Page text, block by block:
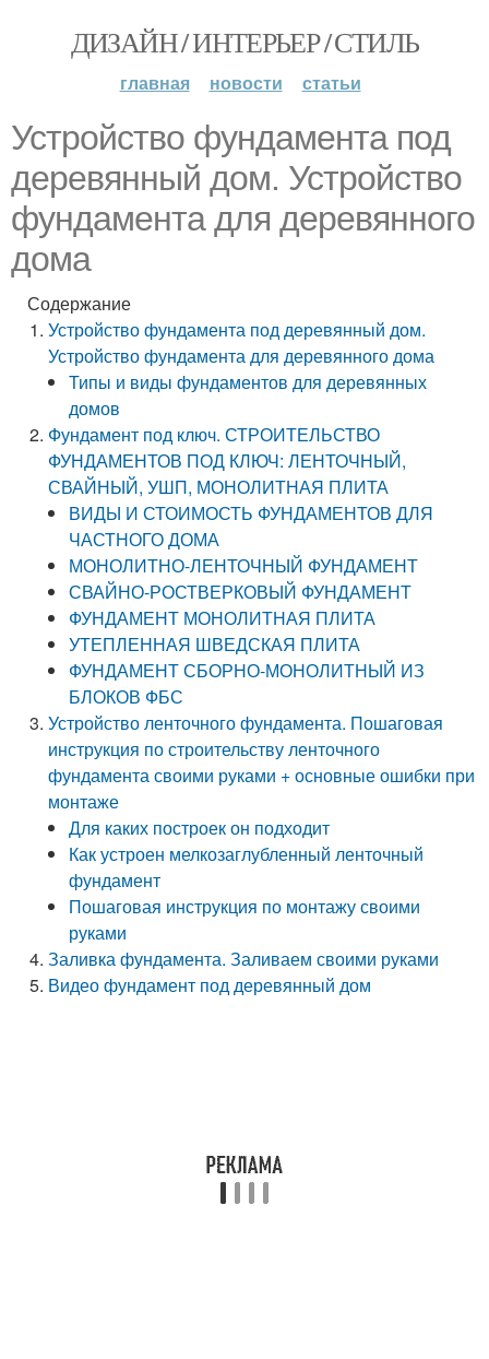
ДИЗАЙН / ИНТЕРЬЕР / СТИЛЬ
главная новости статьи
Устройство фундамента под
деревянный дом. Устройство
фундамента для деревянного
дома
Содержание
Устройство фундамента под деревянный дом.
Устройство фундамента для деревянного дома
Типы и виды фундаментов для деревянных
домов
Фундамент под ключ. СТРОИТЕЛЬСТВО
ФУНДАМЕНТОВ ПОД КЛЮЧ: ЛЕНТОЧНЫЙ,
СВАЙНЫЙ, УШП, МОНОЛИТНАЯ ПЛИТА
ВИДЫ И СТОИМОСТЬ ФУНДАМЕНТОВ ДЛЯ
ЧАСТНОГО ДОМА
МОНОЛИТНО-ЛЕНТОЧНЫЙ ФУНДАМЕНТ
СВАЙНО-РОСТВЕРКОВЫЙ ФУНДАМЕНТ
ФУНДАМЕНТ МОНОЛИТНАЯ ПЛИТА
УТЕПЛЕННАЯ ШВЕДСКАЯ ПЛИТА
ФУНДАМЕНТ СБОРНО-МОНОЛИТНЫЙ ИЗ
БЛОКОВ ФБС
Устройство ленточного фундамента. Пошаговая
инструкция по строительству ленточного
фундамента своими руками + основные ошибки при
монтаже
Для каких построек он подходит
Как устроен мелкозаглубленный ленточный
фундамент
Пошаговая инструкция по монтажу своими
руками
Заливка фундамента. Заливаем своими руками
Видео фундамент под деревянный дом